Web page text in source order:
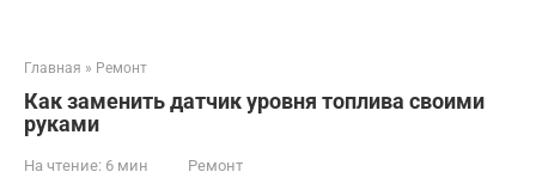
Главная » Ремонт
Как заменить датчик уровня топлива своими
руками
На чтение: 6 мин Ремонт